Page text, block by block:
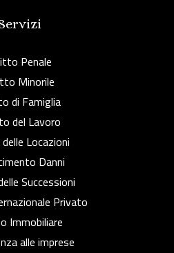
Penale
Minorile
di Famiglia
del Lavoro
Locazioni
Danni
Successioni
Privato
Immobiliare
alle imprese